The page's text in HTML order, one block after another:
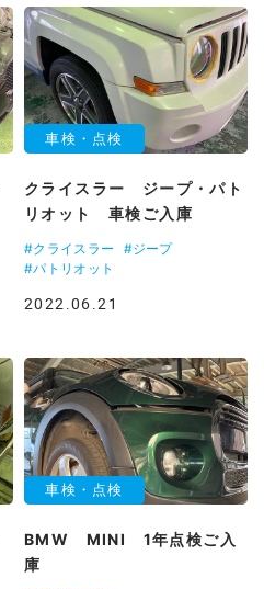
車検・点検
クライスラー ジープ・パト
リオット 車検ご入庫
#クライスラー
#ジープ
#パトリオット
2022.06.21
車検・点検
BMW MINI 1年点検ご入
庫